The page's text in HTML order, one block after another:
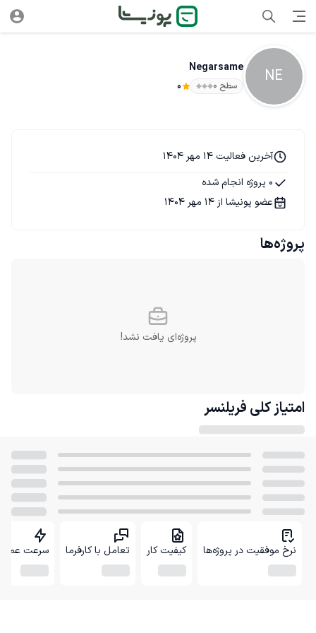
NE
Negarsame
سطح ۰ 0
آخرین فعالیت 14 مهر 1404
0 پروژه انجام شده
عضو پونیشا از 14 مهر 1404
پروژه‌ها
پروژه‌ای یافت نشد!
امتیاز کلی فریلنسر
نرخ موفقیت در پروژه‌ها کیفیت کار تعامل با کارفرما سرعت عمل